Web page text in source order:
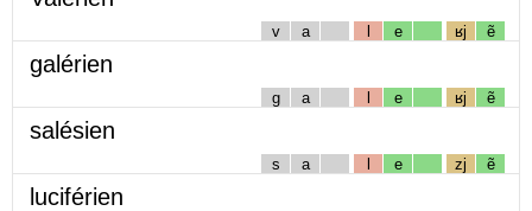
v a l e ʁj ẽ
galérien
g a l e ʁj ẽ
salésien
s a l e zj ẽ
luciférien